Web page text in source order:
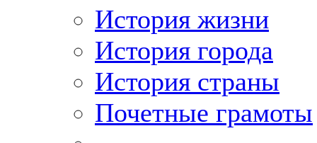
История жизни
История города
История страны
Почетные грамоты